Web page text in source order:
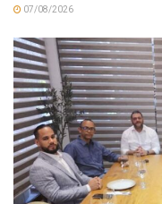
07/08/2026